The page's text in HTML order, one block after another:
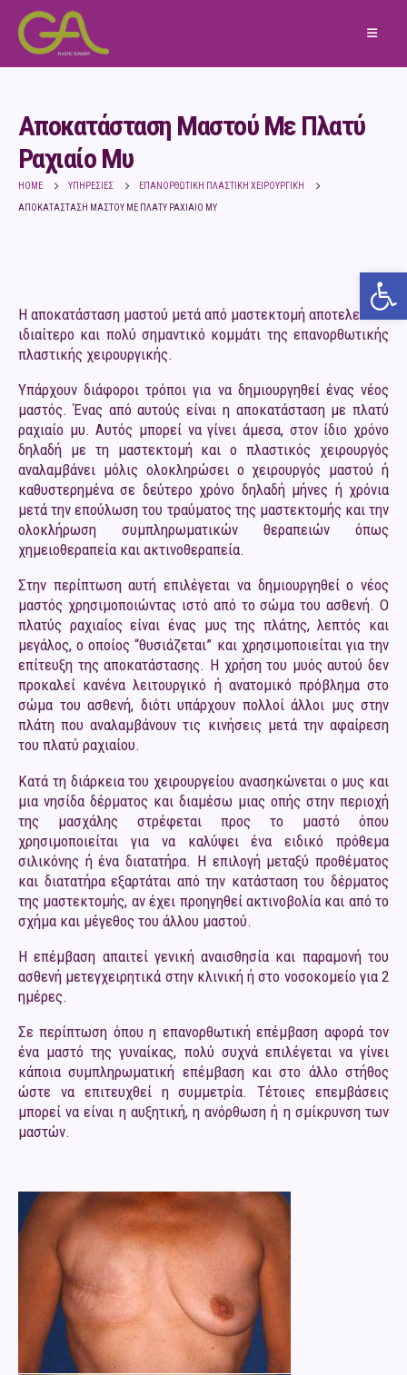
Αποκατάσταση Μαστού Με Πλατύ
Ραχιαίο Μυ
HOME ΥΠΗΡΕΣΊΕΣ
ΕΠΑΝΟΡΘΩΤΙΚΉ ΠΛΑΣΤΙΚΉ ΧΕΙΡΟΥΡΓΙΚΉ
ΑΠΟΚΑΤΆΣΤΑΣΗ ΜΑΣΤΟΎ ΜΕ ΠΛΑΤΎ ΡΑΧΙΑΊΟ ΜΥ
Η αποκατάσταση μαστού μετά από μαστεκτομή αποτελεί ένα
ιδιαίτερο και πολύ σημαντικό κομμάτι της επανορθωτικής
πλαστικής χειρουργικής.
Υπάρχουν διάφοροι τρόποι για να δημιουργηθεί ένας νέος
μαστός. Ένας από αυτούς είναι η αποκατάσταση με πλατύ
ραχιαίο μυ. Αυτός μπορεί να γίνει άμεσα, στον ίδιο χρόνο
δηλαδή με τη μαστεκτομή και ο πλαστικός χειρουργός
αναλαμβάνει μόλις ολοκληρώσει ο χειρουργός μαστού ή
καθυστερημένα σε δεύτερο χρόνο δηλαδή μήνες ή χρόνια
μετά την επούλωση του τραύματος της μαστεκτομής και την
ολοκλήρωση συμπληρωματικών θεραπειών όπως
χημειοθεραπεία και ακτινοθεραπεία.
Στην περίπτωση αυτή επιλέγεται να δημιουργηθεί ο νέος
μαστός χρησιμοποιώντας ιστό από το σώμα του ασθενή. Ο
πλατύς ραχιαίος είναι ένας μυς της πλάτης, λεπτός και
μεγάλος, ο οποίος “θυσιάζεται” και χρησιμοποιείται για την
επίτευξη της αποκατάστασης. Η χρήση του μυός αυτού δεν
προκαλεί κανένα λειτουργικό ή ανατομικό πρόβλημα στο
σώμα του ασθενή, διότι υπάρχουν πολλοί άλλοι μυς στην
πλάτη που αναλαμβάνουν τις κινήσεις μετά την αφαίρεση
του πλατύ ραχιαίου.
Κατά τη διάρκεια του χειρουργείου ανασηκώνεται ο μυς και
μια νησίδα δέρματος και διαμέσω μιας οπής στην περιοχή
της μασχάλης στρέφεται προς το μαστό όπου
χρησιμοποιείται για να καλύψει ένα ειδικό πρόθεμα
σιλικόνης ή ένα διατατήρα. Η επιλογή μεταξύ προθέματος
και διατατήρα εξαρτάται από την κατάσταση του δέρματος
της μαστεκτομής, αν έχει προηγηθεί ακτινοβολία και από το
σχήμα και μέγεθος του άλλου μαστού.
Η επέμβαση απαιτεί γενική αναισθησία και παραμονή του
ασθενή μετεγχειρητικά στην κλινική ή στο νοσοκομείο για 2
ημέρες.
Σε περίπτωση όπου η επανορθωτική επέμβαση αφορά τον
ένα μαστό της γυναίκας, πολύ συχνά επιλέγεται να γίνει
κάποια συμπληρωματική επέμβαση και στο άλλο στήθος
ώστε να επιτευχθεί η συμμετρία. Τέτοιες επεμβάσεις
μπορεί να είναι η αυξητική, η ανόρθωση ή η σμίκρυνση των
μαστών.